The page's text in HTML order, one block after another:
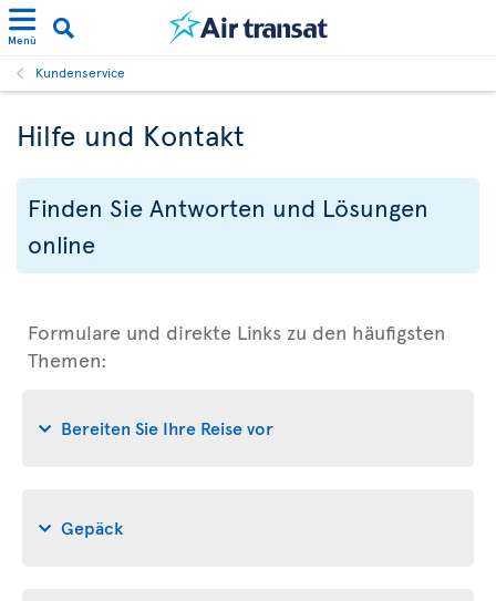
Menü
Kundenservice
Hilfe und Kontakt
Finden Sie Antworten und Lösungen
online
Formulare und direkte Links zu den häufigsten
Themen:
Bereiten Sie Ihre Reise vor
Gepäck